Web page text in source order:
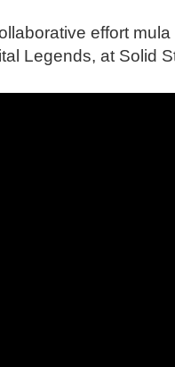
effort
Legends, at Solid